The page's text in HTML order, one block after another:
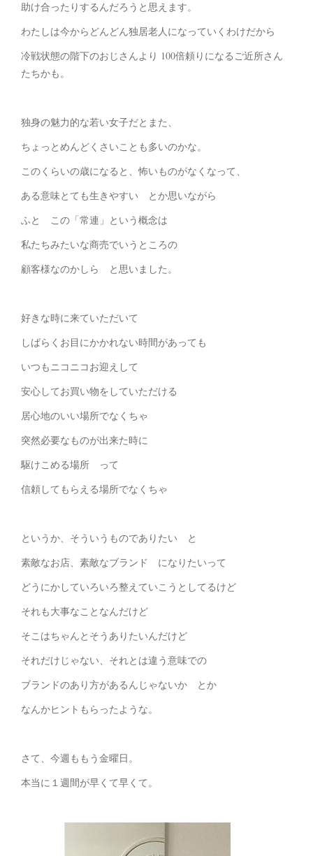
助け合ったりするんだろうと思えます。
わたしは今からどんどん独居老人になっていくわけだから
冷戦状態の階下のおじさんより 100倍頼りになるご近所さん
たちかも。
独身の魅力的な若い女子だとまた、
ちょっとめんどくさいことも多いのかな。
このくらいの歳になると、怖いものがなくなって、
ある意味とても生きやすい とか思いながら
ふと この「常連」という概念は
私たちみたいな商売でいうところの
顧客様なのかしら と思いました。
好きな時に来ていただいて
しばらくお目にかかれない時間があっても
いつもニコニコお迎えして
安心してお買い物をしていただける
居心地のいい場所でなくちゃ
突然必要なものが出来た時に
駆けこめる場所 って
信頼してもらえる場所でなくちゃ
というか、そういうものでありたい と
素敵なお店、素敵なブランド になりたいって
どうにかしていろいろ整えていこうとしてるけど
それも大事なことなんだけど
そこはちゃんとそうありたいんだけど
それだけじゃない、それとは違う意味での
ブランドのあり方があるんじゃないか とか
なんかヒントもらったような。
さて、今週ももう金曜日。
本当に１週間が早くて早くて。